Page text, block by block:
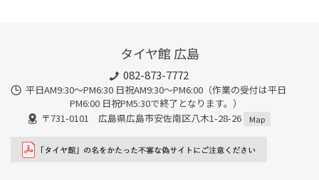
タイヤ館 広島
082-873-7772
平日AM9:30～PM6:30 日祝AM9:30〜PM6:00（作業の受付は平日
PM6:00 日祝PM5:30で終了となります。）
〒731-0101 広島県広島市安佐南区八木1-28-26
Map